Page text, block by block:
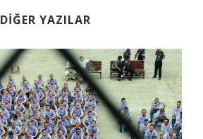
DIĞER YAZILAR